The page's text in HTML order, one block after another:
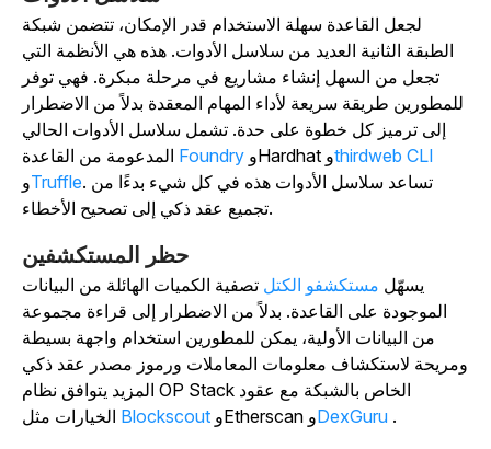
لجعل القاعدة سهلة الاستخدام قدر الإمكان، تتضمن شبكة
الطبقة الثانية العديد من سلاسل الأدوات. هذه هي الأنظمة التي
تجعل من السهل إنشاء مشاريع في مرحلة مبكرة. فهي توفر
للمطورين طريقة سريعة لأداء المهام المعقدة بدلاً من الاضطرار
إلى ترميز كل خطوة على حدة. تشمل سلاسل الأدوات الحالي
المدعومة من القاعدةFoundry وHardhatوthirdweb CLI
وTruffle. تساعد سلاسل الأدوات هذه في كل شيء بدءًا من
حظر المستكشفين
يسهّلمستكشفو الكتلتصفية الكميات الهائلة من البيانات
الموجودة على القاعدة. بدلاً من الاضطرار إلى قراءة مجموعة
من البيانات الأولية، يمكن للمطورين استخدام واجهة بسيطة
لاستكشاف معلومات المعاملات ورموز مصدر عقد ذكي
المزيد يتوافق نظام OP Stack الخاص بالشبكة مع عقود
الخيارات مثلBlockscout وEtherscanوDexGuru